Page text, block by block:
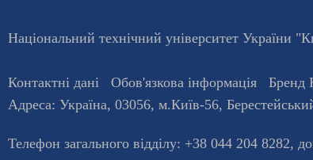
Національний технічний університет України
Контактні дані Обов'язкова інформація Бренд
Адреса: Україна, 03056, м.Київ-56,
Телефон загального відділу: +38 044 204 8282,